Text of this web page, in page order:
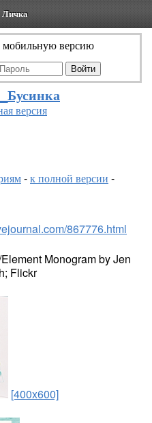
Личка
версию
версия
-к полной версии -
867776.html
Monogram by Jen
Flickr
[400x600]